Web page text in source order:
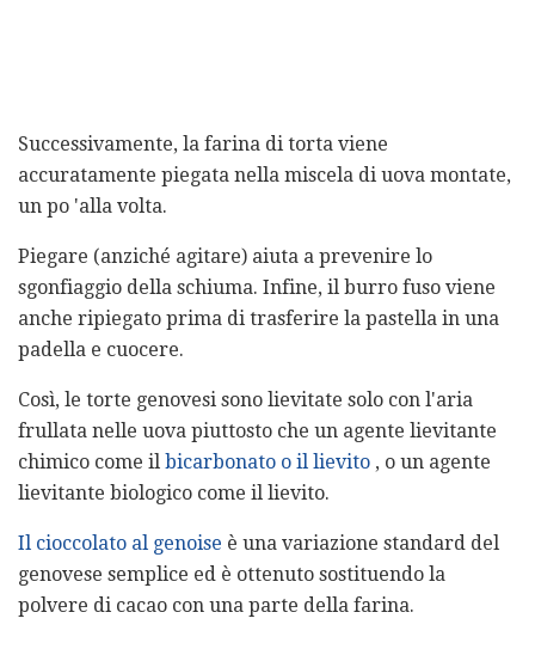
Successivamente, la farina di torta viene
accuratamente piegata nella miscela di uova montate,
un po 'alla volta.
Piegare (anziché agitare) aiuta a prevenire lo
sgonfiaggio della schiuma. Infine, il burro fuso viene
anche ripiegato prima di trasferire la pastella in una
padella e cuocere.
Così, le torte genovesi sono lievitate solo con l'aria
frullata nelle uova piuttosto che un agente lievitante
chimico come il bicarbonato o il lievito , o un agente
lievitante biologico come il lievito.
Il cioccolato al genoise è una variazione standard del
genovese semplice ed è ottenuto sostituendo la
polvere di cacao con una parte della farina.